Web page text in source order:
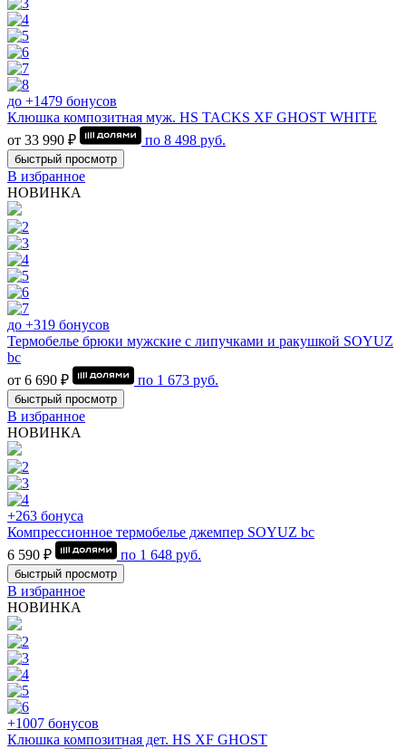
до +1479 бонусов
Клюшка композитная муж. HS TACKS XF GHOST WHITE
от 33 990 ₽
по 8 498 руб.
быстрый просмотр
В избранное
НОВИНКА
до +319 бонусов
Термобелье брюки мужские с липучками и ракушкой SOYUZ
bc
от 6 690 ₽
по 1 673 руб.
быстрый просмотр
В избранное
НОВИНКА
+263 бонуса
Компрессионное термобелье джемпер SOYUZ bc
6 590 ₽
по 1 648 руб.
быстрый просмотр
В избранное
НОВИНКА
+1007 бонусов
Клюшка композитная дет. HS XF GHOST